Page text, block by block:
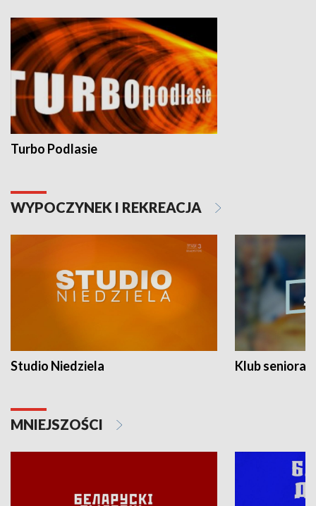
Turbo Podlasie
WYPOCZYNEK I REKREACJA
Studio Niedziela Klub seniora
MNIEJSZOŚCI